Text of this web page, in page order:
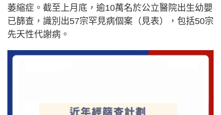
萎縮症。截至上月底，逾10萬名於公立醫院出生幼嬰
已篩查，識別出57宗罕見病個案（見表），包括50宗
先天性代謝病。